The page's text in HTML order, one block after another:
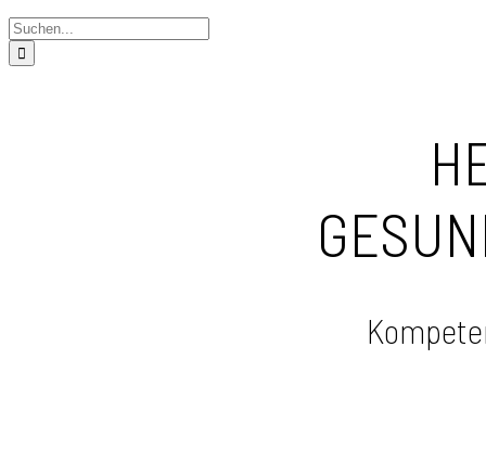
Suche
nach: